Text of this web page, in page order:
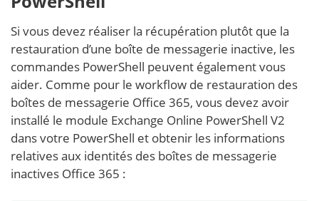
Si vous devez réaliser la récupération plutôt que la
restauration d’une boîte de messagerie inactive, les
commandes PowerShell peuvent également vous
aider. Comme pour le workflow de restauration des
boîtes de messagerie Office 365, vous devez avoir
installé le module Exchange Online PowerShell V2
dans votre PowerShell et obtenir les informations
relatives aux identités des boîtes de messagerie
inactives Office 365 :